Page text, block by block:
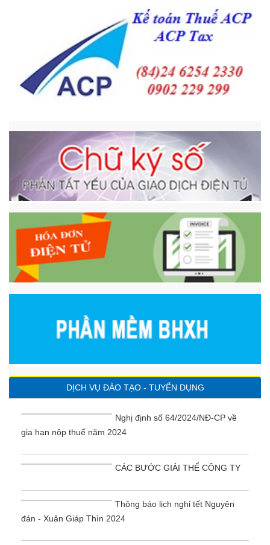
DỊCH VỤ ĐÀO TẠO - TUYỂN DỤNG
Nghị định số 64/2024/NĐ-CP về
gia hạn nộp thuế năm 2024
CÁC BƯỚC GIẢI THỂ CÔNG TY
Thông báo lịch nghỉ tết Nguyên
đán - Xuân Giáp Thìn 2024